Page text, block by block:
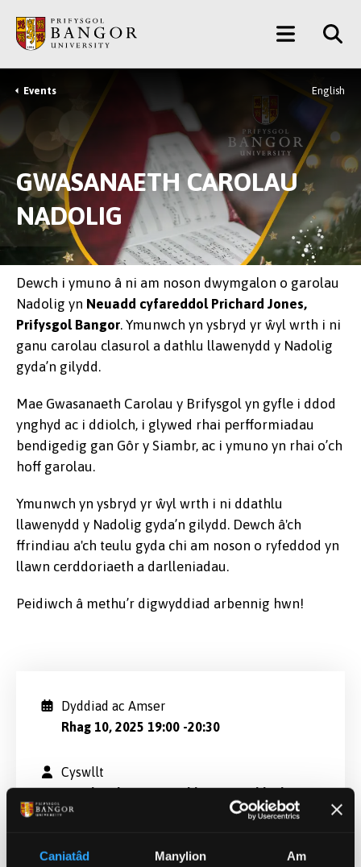
Caniatâd Manylion Am
Prif
Gynnwys
Main
Menu
Breadcrumb
Events English
GWASANAETH CAROLAU
NADOLIG
Dewch i ymuno â ni am noson dwymgalon o garolau
Nadolig yn Neuadd cyfareddol Prichard Jones,
Prifysgol Bangor. Ymunwch yn ysbryd yr ŵyl wrth i ni
ganu carolau clasurol a dathlu llawenydd y Nadolig
gyda’n gilydd.
Mae Gwasanaeth Carolau y Brifysgol yn gyfle i ddod
ynghyd ac i ddiolch, i glywed rhai perfformiadau
bendigedig gan Gôr y Siambr, ac i ymuno yn rhai o’ch
hoff garolau.
Ymunwch yn ysbryd yr ŵyl wrth i ni ddathlu
llawenydd y Nadolig gyda’n gilydd. Dewch â'ch
ffrindiau a'ch teulu gyda chi am noson o ryfeddod yn
llawn cerddoriaeth a darlleniadau.
Peidiwch â methu’r digwyddiad arbennig hwn!
Dyddiad ac Amser
Rhag 10, 2025 19:00 -20:30
Cyswllt
Ingrid Pedersen, Swyddog Digwyddiadau
Corfforaethol, Anrhydeddau ac Ymgysylltu